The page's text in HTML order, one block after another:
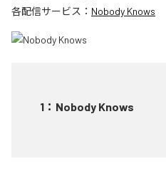
各配信サービス： Nobody Knows
1 ： Nobody Knows